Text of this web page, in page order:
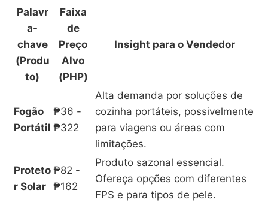
Palavr
a-
chave
(Produ
to)
Faixa
de
Preço
Alvo
(PHP)
Insight para o Vendedor
Fogão
Portátil
₱36 -
₱322
Alta demanda por soluções de
cozinha portáteis, possivelmente
para viagens ou áreas com
limitações.
Proteto
r Solar
₱82 -
₱162
Produto sazonal essencial.
Ofereça opções com diferentes
FPS e para tipos de pele.